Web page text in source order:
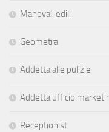
Manovali edili
Geometra
Addetta alle pulizie
Addetta ufficio
Receptionist